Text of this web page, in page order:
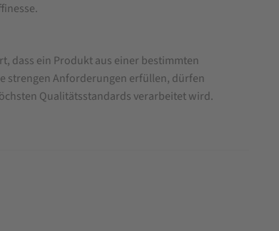
dass ein Produkt aus einer bestimmten
strengen Anforderungen erfüllen, dürfen
Qualitätsstandards verarbeitet wird.